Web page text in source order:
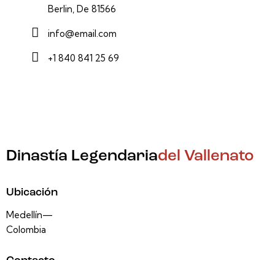
Berlin, De 81566
info@email.com
+1 840 841 25 69
Dinastía Legendariadel Vallenato
Ubicación
Medellín—
Colombia